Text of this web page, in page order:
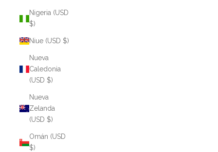
Nigeria (USD
$)
Niue (USD $)
Nueva
Caledonia
(USD $)
Nueva
Zelanda
(USD $)
Omán (USD
$)